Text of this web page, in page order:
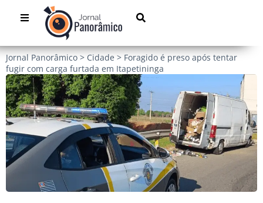
Jornal Panorâmico > Cidade > Foragido é preso após tentar
fugir com carga furtada em Itapetininga